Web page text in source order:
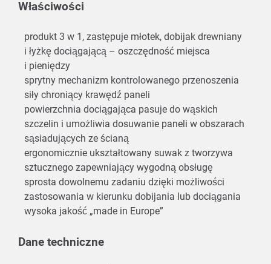
Właściwości
produkt 3 w 1, zastępuje młotek, dobijak drewniany
i łyżkę dociągającą – oszczędność miejsca
i pieniędzy
sprytny mechanizm kontrolowanego przenoszenia
siły chroniący krawędź paneli
powierzchnia dociągająca pasuje do wąskich
szczelin i umożliwia dosuwanie paneli w obszarach
sąsiadujących ze ścianą
ergonomicznie ukształtowany suwak z tworzywa
sztucznego zapewniający wygodną obsługę
sprosta dowolnemu zadaniu dzięki możliwości
zastosowania w kierunku dobijania lub dociągania
wysoka jakość „made in Europe”
Dane techniczne